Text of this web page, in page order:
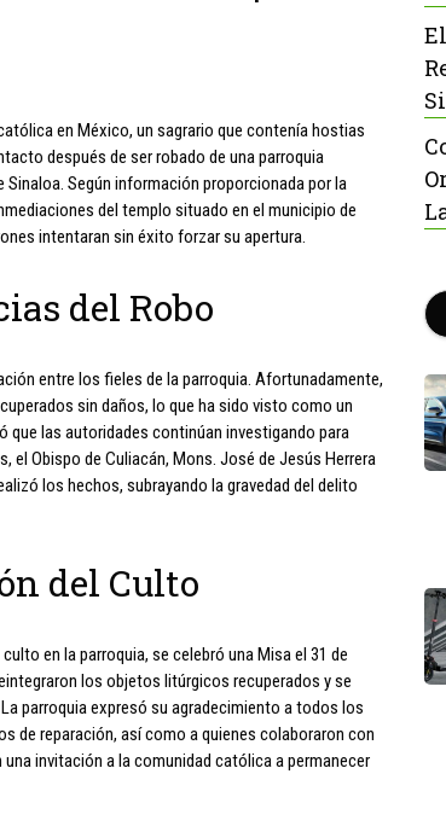
en México, un sagrario que contenía hostias
después de ser robado de una parroquia
Sinaloa. Según información proporcionada por la
del templo situado en el municipio de
intentaran sin éxito forzar su apertura.
del Robo
entre los fieles de la parroquia. Afortunadamente,
sin daños, lo que ha sido visto como un
que las autoridades continúan investigando para
el Obispo de Culiacán, Mons. José de Jesús Herrera
los hechos, subrayando la gravedad del delito
del Culto
en la parroquia, se celebró una Misa el 31 de
los objetos litúrgicos recuperados y se
parroquia expresó su agradecimiento a todos los
de reparación, así como a quienes colaboraron con
invitación a la comunidad católica a permanecer